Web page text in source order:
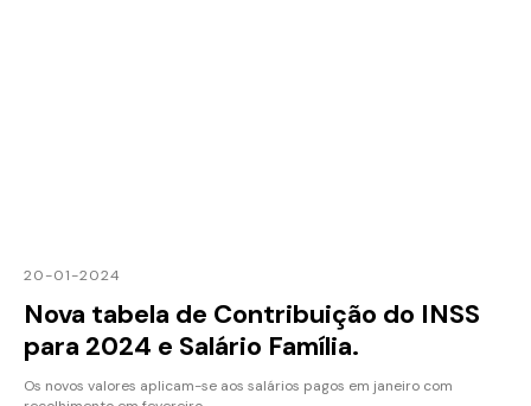
20-01-2024
Nova tabela de Contribuição do INSS
para 2024 e Salário Família.
Os novos valores aplicam-se aos salários pagos em janeiro com